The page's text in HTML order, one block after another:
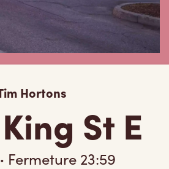
Hortons
St E
· Fermeture 23:59